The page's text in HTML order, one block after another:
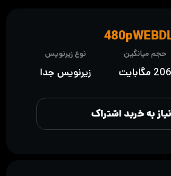
نیاز به خرید اشتراک
حجم میانگین
206 مگابایت
نوع زیرنویس
زیرنویس جدا